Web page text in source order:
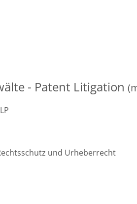
- Patent Litigation
und Urheberrecht